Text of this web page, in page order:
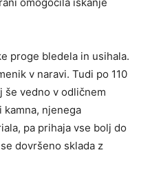
proge bledela in usihala.
v naravi. Tudi po 110
še vedno v odličnem
kamna, njenega
pa prihaja vse bolj do
dovršeno sklada z